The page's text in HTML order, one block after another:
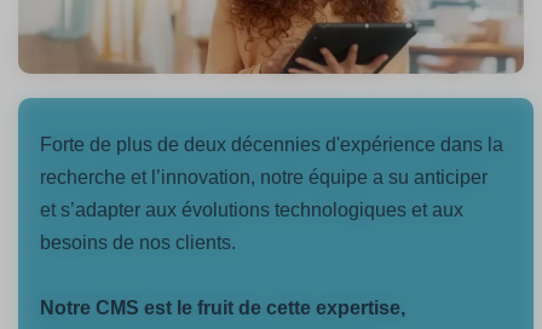
Forte de plus de deux décennies d'expérience dans la
recherche et l’innovation, notre équipe a su anticiper
et s’adapter aux évolutions technologiques et aux
besoins de nos clients.
Notre CMS est le fruit de cette expertise,